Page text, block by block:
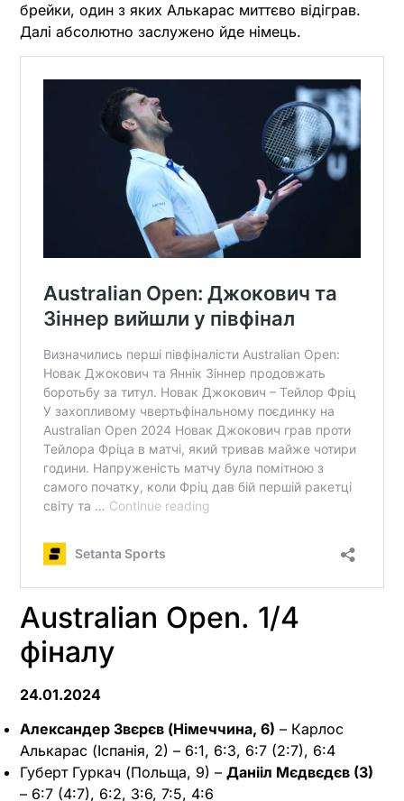
брейки, один з яких Алькарас миттєво відіграв.
Далі абсолютно заслужено йде німець.
Australian Open. 1/4
фіналу
24.01.2024
Александер Звєрєв (Німеччина, 6) – Карлос
Алькарас (Іспанія, 2) – 6:1, 6:3, 6:7 (2:7), 6:4
Губерт Гуркач (Польща, 9) – Данііл Мєдвєдєв (3)
– 6:7 (4:7), 6:2, 3:6, 7:5, 4:6